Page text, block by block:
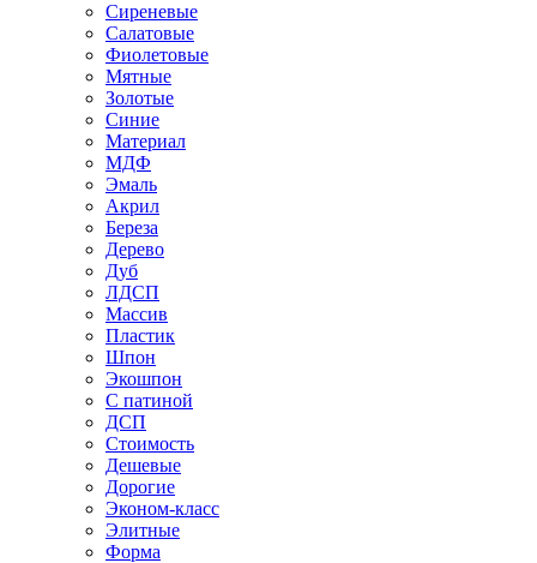
Сиреневые
Салатовые
Фиолетовые
Мятные
Золотые
Синие
Материал
МДФ
Эмаль
Акрил
Береза
Дерево
Дуб
ЛДСП
Массив
Пластик
Шпон
Экошпон
С патиной
ДСП
Стоимость
Дешевые
Дорогие
Эконом-класс
Элитные
Форма